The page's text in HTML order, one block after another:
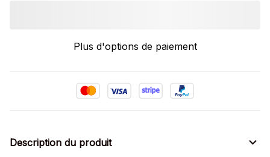
Plus d'options de paiement
Description du produit